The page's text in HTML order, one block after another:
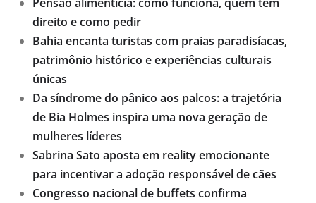
direito e como pedir
Bahia encanta turistas com praias paradisíacas,
patrimônio histórico e experiências culturais
únicas
Da síndrome do pânico aos palcos: a trajetória
de Bia Holmes inspira uma nova geração de
mulheres líderes
Sabrina Sato aposta em reality emocionante
para incentivar a adoção responsável de cães
Congresso nacional de buffets confirma